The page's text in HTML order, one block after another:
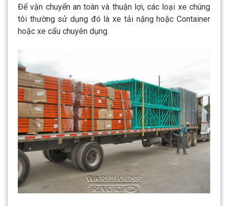
Để vận chuyển an toàn và thuận lợi, các loại xe chúng
tôi thường sử dụng đó là xe tải nặng hoặc Container
hoặc xe cẩu chuyên dụng.